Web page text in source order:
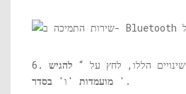
הללו, לחץ על “ להגיש
מועמדות 'ו' בסדר '.